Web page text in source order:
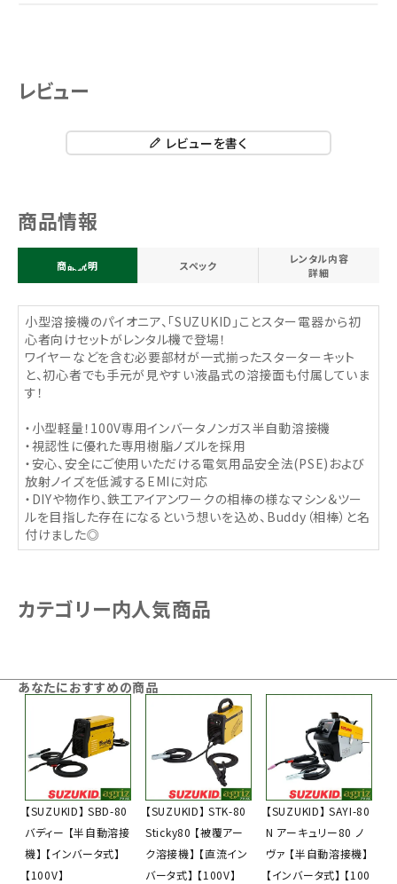
レビュー
レビューを書く
商品情報
商品説明 スペック
レンタル内容
詳細
小型溶接機のパイオニア、「SUZUKID」ことスター電器から初
心者向けセットがレンタル機で登場！
ワイヤーなどを含む必要部材が一式揃ったスターターキット
と、初心者でも手元が見やすい液晶式の溶接面も付属していま
す！
・小型軽量！100V専用インバータノンガス半自動溶接機
・視認性に優れた専用樹脂ノズルを採用
・安心、安全にご使用いただける電気用品安全法(PSE)および
放射ノイズを低減するEMIに対応
・DIYや物作り、鉄工アイアンワークの相棒の様なマシン＆ツー
ルを目指した存在になるという想いを込め、Buddy（相棒）と名
付けました◎
カテゴリー内人気商品
あなたにおすすめの商品
【SUZUKID】 SBD-80
バディー 【半自動溶接
機】 【インバータ式】
【100V】
【SUZUKID】 STK-80
Sticky80 【被覆アー
ク溶接機】 【直流イン
バータ式】 【100V】
【SUZUKID】 SAYI-80
N アーキュリー80 ノ
ヴァ 【半自動溶接機】
【インバータ式】 【100